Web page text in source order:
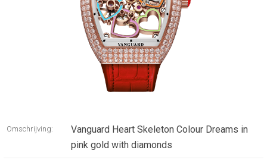
Omschrijving:
Vanguard Heart Skeleton Colour Dreams in
pink gold with diamonds